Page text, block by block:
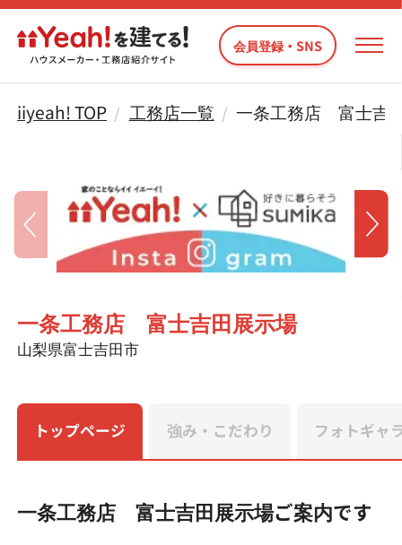
会員登録・SNS
iiyeah! TOP 工務店一覧 一条工務店 富士吉
一条工務店 富士吉田展示場
山梨県富士吉田市
トップページ 強み・こだわり フォトギャ
一条工務店 富士吉田展示場ご案内です